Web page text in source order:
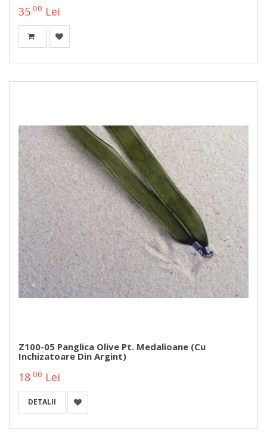
35 00 Lei
Z100-05 Panglica Olive Pt. Medalioane (cu
Inchizatoare Din Argint)
18 00 Lei
DETALII